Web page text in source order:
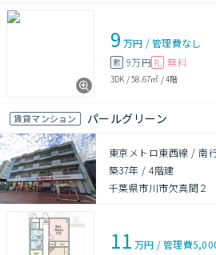
9 万円 /管理費なし
敷 9万円 礼 無料
3DK /58.67㎡ /4階
賃貸マンション パールグリーン
東京メトロ東西線 / 南
築37年 /4階建
千葉県市川市欠真間２
11 万円 /管理費